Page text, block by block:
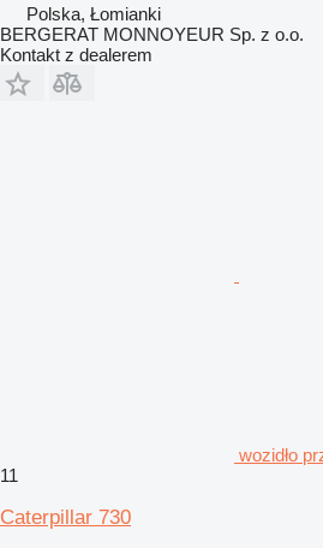
Polska, Łomianki
BERGERAT MONNOYEUR Sp. z o.o.
Kontakt z dealerem
wozidło
11
Caterpillar 730